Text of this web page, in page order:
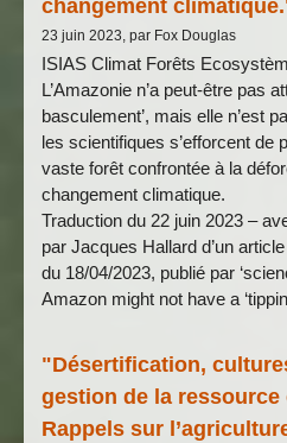
changement
23 juin 2023, par Fox Douglas
ISIAS Climat Forêts
L’Amazonie n’a peut-être pas
basculement’, mais elle n’est
les scientifiques s’efforcent de
vaste forêt confrontée à la
changement climatique.
Traduction du 22 juin 2023 –
par Jacques Hallard d’un
du 18/04/2023, publié par
Amazon might not have a
"Désertification,
gestion de la ressource
Rappels sur